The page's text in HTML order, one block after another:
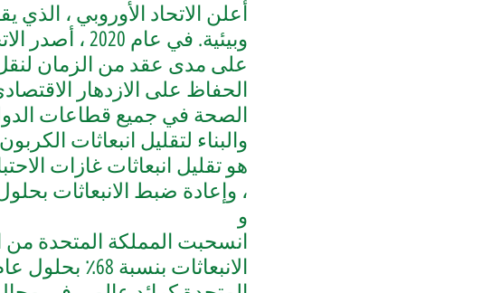
وبيئية. في عام 2020 ، أصدر الاتحاد الأوروبي
على مدى عقد من الزمان لنقل
الحفاظ على الازدهار
الصحة في جميع قطاعات
والبناء لتقليل انبعاثات
، وإعادة ضبط الانبعاثات بحلول
و
انسحبت المملكة المتحدة من
الانبعاثات بنسبة 68٪ بحلول عام 2030